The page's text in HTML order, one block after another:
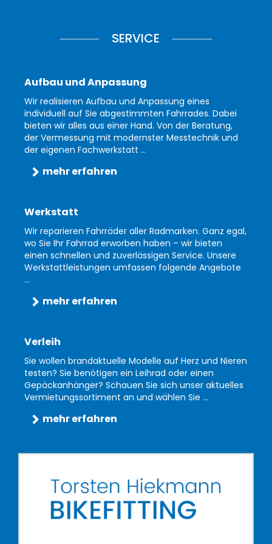
SERVICE
Aufbau und Anpassung
Wir realisieren Aufbau und Anpassung eines
individuell auf Sie abgestimmten Fahrrades. Dabei
bieten wir alles aus einer Hand. Von der Beratung,
der Vermessung mit modernster Messtechnik und
der eigenen Fachwerkstatt ...
mehr erfahren
Werkstatt
Wir reparieren Fahrräder aller Radmarken. Ganz egal,
wo Sie Ihr Fahrrad erworben haben – wir bieten
einen schnellen und zuverlässigen Service. Unsere
Werkstattleistungen umfassen folgende Angebote
...
mehr erfahren
Verleih
Sie wollen brandaktuelle Modelle auf Herz und Nieren
testen? Sie benötigen ein Leihrad oder einen
Gepäckanhänger? Schauen Sie sich unser aktuelles
Vermietungssortiment an und wählen Sie ...
mehr erfahren